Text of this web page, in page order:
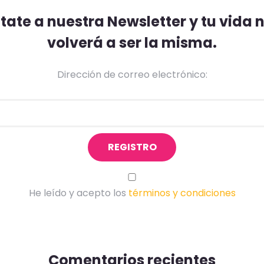
a nuestra Newsletter y tu vida
volverá a ser la misma.
Dirección de correo electrónico:
He leído y acepto los términos y condiciones
Comentarios recientes